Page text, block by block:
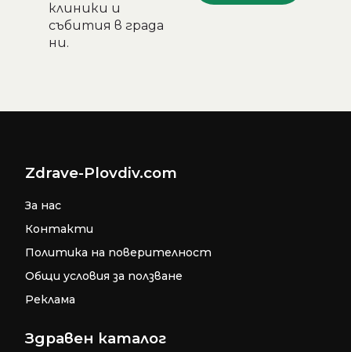
клиники и
събития в града
ни.
Zdrave-Plovdiv.com
За нас
Контакти
Политика на поверителност
Общи условия за ползване
Реклама
Здравен каталог